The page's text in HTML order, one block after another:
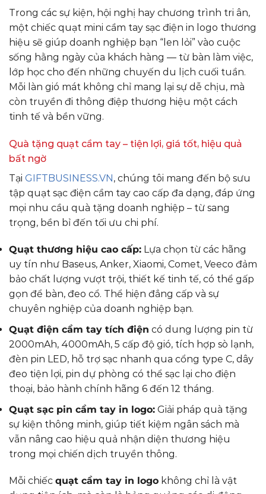
Trong các sự kiện, hội nghị hay chương trình tri ân,
một chiếc quạt mini cầm tay sạc điện in logo thương
hiệu sẽ giúp doanh nghiệp bạn “len lỏi” vào cuộc
sống hằng ngày của khách hàng — từ bàn làm việc,
lớp học cho đến những chuyến du lịch cuối tuần.
Mỗi làn gió mát không chỉ mang lại sự dễ chịu, mà
còn truyền đi thông điệp thương hiệu một cách
tinh tế và bền vững.
Quà tặng quạt cầm tay – tiện lợi, giá tốt, hiệu quả
bất ngờ
Tại GIFTBUSINESS.VN, chúng tôi mang đến bộ sưu
tập quạt sạc điện cầm tay cao cấp đa dạng, đáp ứng
mọi nhu cầu quà tặng doanh nghiệp – từ sang
trọng, bền bỉ đến tối ưu chi phí.
Quạt thương hiệu cao cấp: Lựa chọn từ các hãng
uy tín như Baseus, Anker, Xiaomi, Comet, Veeco đảm
bảo chất lượng vượt trội, thiết kế tinh tế, có thể gấp
gọn để bàn, đeo cổ. Thể hiện đẳng cấp và sự
chuyên nghiệp của doanh nghiệp bạn.
Quạt điện cầm tay tích điện có dung lượng pin từ
2000mAh, 4000mAh, 5 cấp độ gió, tích hợp sò lạnh,
đèn pin LED, hỗ trợ sạc nhanh qua cổng type C, dây
đeo tiện lợi, pin dự phòng có thể sạc lại cho điện
thoại, bảo hành chính hãng 6 đến 12 tháng.
Quạt sạc pin cầm tay in logo: Giải pháp quà tặng
sự kiện thông minh, giúp tiết kiệm ngân sách mà
vẫn nâng cao hiệu quả nhận diện thương hiệu
trong mọi chiến dịch truyền thông.
Mỗi chiếc quạt cầm tay in logo không chỉ là vật